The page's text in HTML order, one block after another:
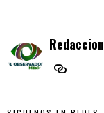
Redaccion